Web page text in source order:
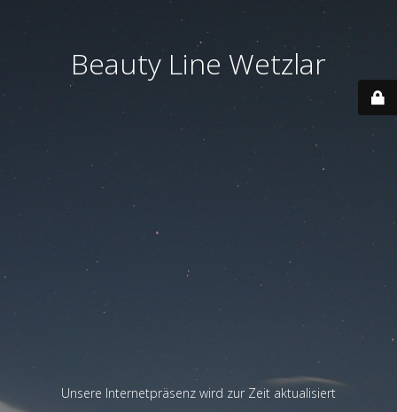
Beauty Line Wetzlar
Unsere Internetpräsenz wird zur Zeit aktualisiert